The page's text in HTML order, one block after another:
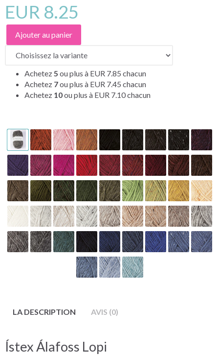
EUR 8.25
Ajouter au panier
Achetez 5 ou plus à EUR 7.85 chacun
Achetez 7ou plus à EUR 7.45 chacun
Achetez 10ou plus à EUR 7.10chacun
LA DESCRIPTION AVIS (0)
Ístex Álafoss Lopi